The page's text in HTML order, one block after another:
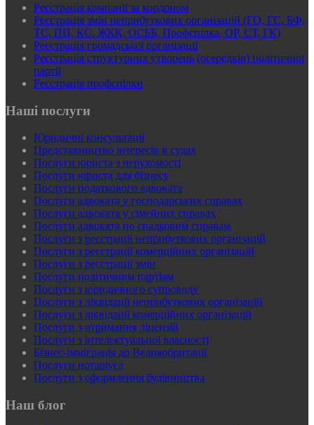
Реєстрація компанії за кордоном
Реєстрація змін неприбуткових організацій (ГО, ГС, БФ,
ТС, ПП, КС, ЖКК, ОСББ, Профспілка, ОР, СТ, ГК)
Реєстрація громадської організації
Реєстрація структурних утворень (осередків) політичної
партії
Реєстрація профспілки
Наші послуги
Юридичні консультації
Представництво інтересів в судах
Послуги юриста з нерухомості
Послуги юриста для бізнесу
Послуги податкового адвоката
Послуги адвоката у господарських справах
Послуги адвоката у сімейних справах
Послуги адвоката по спадковим справам
Послуги з реєстрації неприбуткових організацій
Послуги з реєстрації комерційних організацій
Послуги з реєстрації змін
Послуги політичним партіям
Послуги з юридичного супроводу
Послуги з ліквідації неприбуткових організацій
Послуги з ліквідації комерційних організацій
Послуги з отримання ліцензій
Послуги з інтелектуальної власності
Бізнес-імміграція до Великобританії
Послуги нотаріуса
Послуги з оформлення будівництва
Наш блог